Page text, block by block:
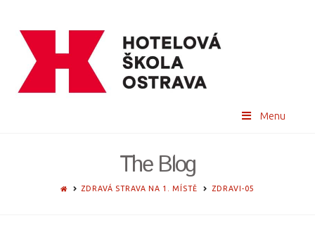
Menu
The Blog
HOMEZDRAVÁ STRAVA NA 1. MÍSTĚ ZDRAVI-05